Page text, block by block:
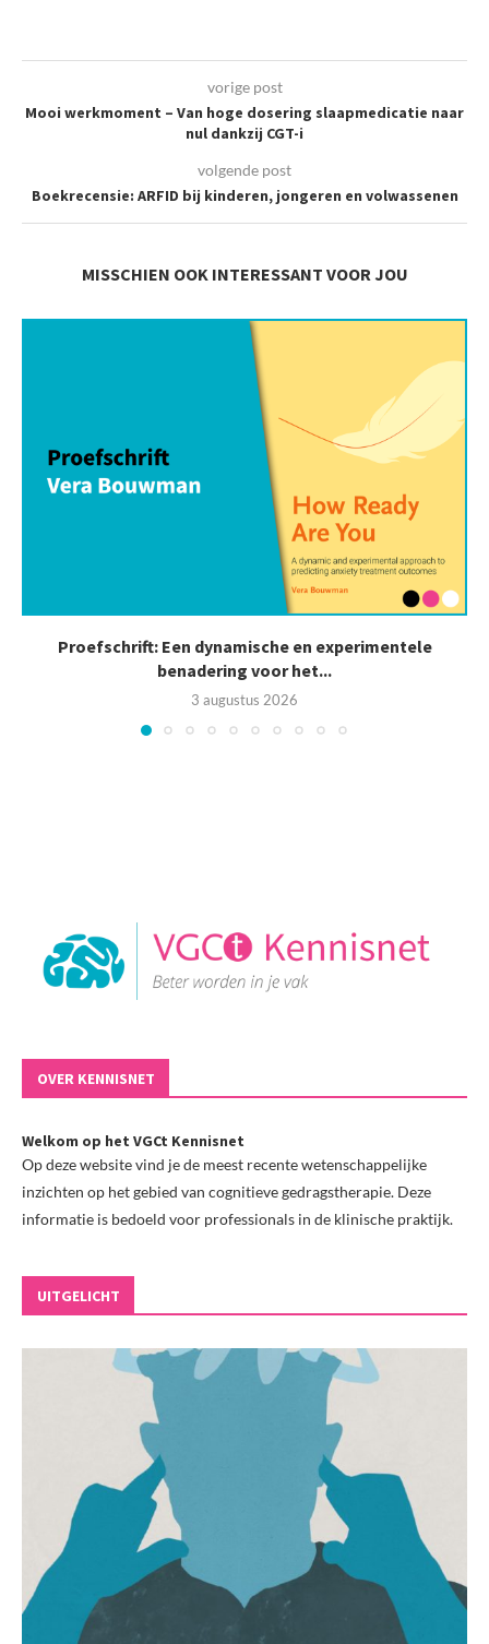
vorige post
Mooi werkmoment – Van hoge dosering slaapmedicatie naar
nul dankzij CGT-i
volgende post
Boekrecensie: ARFID bij kinderen, jongeren en volwassenen
MISSCHIEN OOK INTERESSANT VOOR JOU
Proefschrift: Een dynamische en experimentele
benadering voor het...
3 augustus 2026
OVER KENNISNET
Welkom op het VGCt Kennisnet
Op deze website vind je de meest recente wetenschappelijke
inzichten op het gebied van cognitieve gedragstherapie. Deze
informatie is bedoeld voor professionals in de klinische praktijk.
UITGELICHT